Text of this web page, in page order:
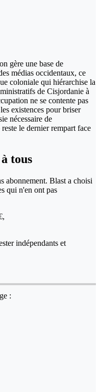
gère une base de
médias occidentaux, ce
coloniale qui hiérarchise la
de Cisjordanie à
ne se contente pas
existences pour briser
nécessaire de
le dernier rempart face
à tous
abonnement. Blast a choisi
qui n'en ont pas
indépendants et
: